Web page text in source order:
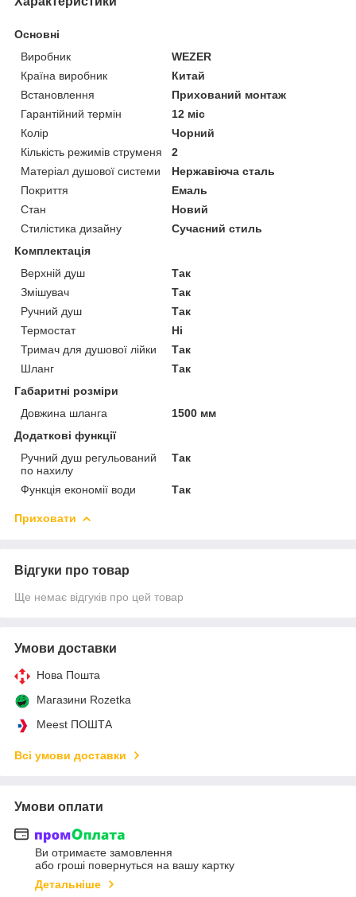
Основні
Виробник
WEZER
Країна виробник
Китай
Встановлення
Прихований монтаж
Гарантійний термін
12 міс
Колір
Чорний
Кількість режимів струменя
2
Матеріал душової системи
Нержавіюча сталь
Покриття
Емаль
Стан
Новий
Стилістика дизайну
Сучасний стиль
Комплектація
Верхній душ
Так
Змішувач
Так
Ручний душ
Так
Термостат
Ні
Тримач для душової лійки
Так
Шланг
Так
Габаритні розміри
Довжина шланга
1500 мм
Додаткові функції
Ручний душ регульований
по нахилу
Так
Функція економії води Так
Приховати
Відгуки про товар
Ще немає відгуків про цей товар
Умови доставки
Нова Пошта
Магазини Rozetka
Meest ПОШТА
Всі умови доставки
Умови оплати
Ви отримаєте замовлення
або гроші повернуться на вашу картку
Детальніше